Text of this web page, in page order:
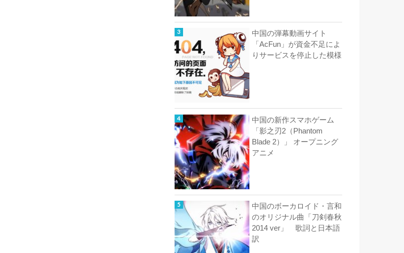
中国の弾幕動画サイト
「AcFun」が資金不足によ
りサービスを停止した模様
中国の新作スマホゲーム
「影之刃2（Phantom
Blade 2）」 オープニング
アニメ
中国のボーカロイド・言和
のオリジナル曲「刀剣春秋
2014 ver」 歌詞と日本語
訳